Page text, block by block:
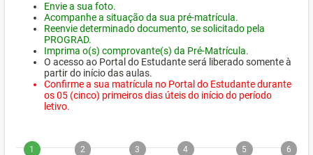
Envie a sua foto.
Acompanhe a situação da sua pré-matrícula.
Reenvie determinado documento, se solicitado pela
PROGRAD.
Imprima o(s) comprovante(s) da Pré-Matrícula.
O acesso ao Portal do Estudante será liberado somente à
partir do início das aulas.
Confirme a sua matrícula no Portal do Estudante durante
os 05 (cinco) primeiros dias úteis do início do período
letivo.
1 2 3 4 5 6